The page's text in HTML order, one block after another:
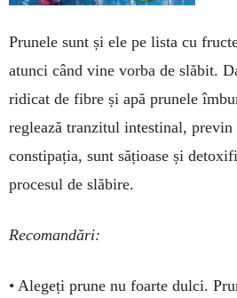
Prunele sunt și ele pe lista cu
atunci când vine vorba de slăbit.
ridicat de fibre și apă pru­nele
reglează tranzitul intestinal,
constipația, sunt sățioase și
procesul de slăbire.
Recomandări:
• Alegeți prune nu foarte dulci.